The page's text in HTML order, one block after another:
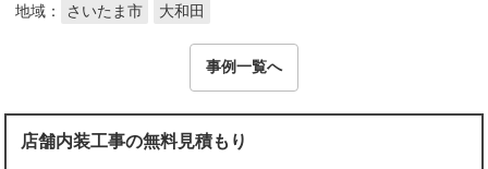
地域：
さいたま市 大和田
事例一覧へ
店舗内装工事の無料見積もり